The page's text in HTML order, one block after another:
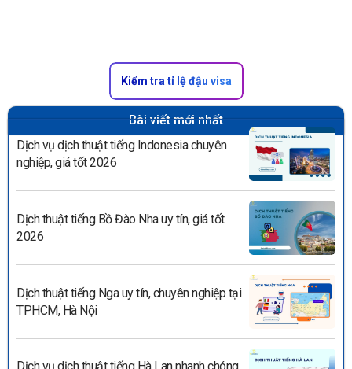
Kiểm tra tỉ lệ đậu visa
Bài viết mới nhất
Dịch vụ dịch thuật tiếng Indonesia chuyên
nghiệp, giá tốt 2026
Dịch thuật tiếng Bồ Đào Nha uy tín, giá tốt
2026
Dịch thuật tiếng Nga uy tín, chuyên nghiệp tại
TPHCM, Hà Nội